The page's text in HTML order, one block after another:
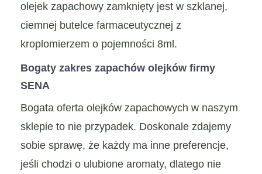
olejek zapachowy zamknięty jest w szklanej,
ciemnej butelce farmaceutycznej z
kroplomierzem o pojemności 8ml.
Bogaty zakres zapachów olejków firmy
SENA
Bogata oferta olejków zapachowych w naszym
sklepie to nie przypadek. Doskonale zdajemy
sobie sprawę, że każdy ma inne preferencje,
jeśli chodzi o ulubione aromaty, dlatego nie